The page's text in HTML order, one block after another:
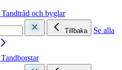
Tandtråd och byglar
Tillbaka
Se alla
Tandborstar